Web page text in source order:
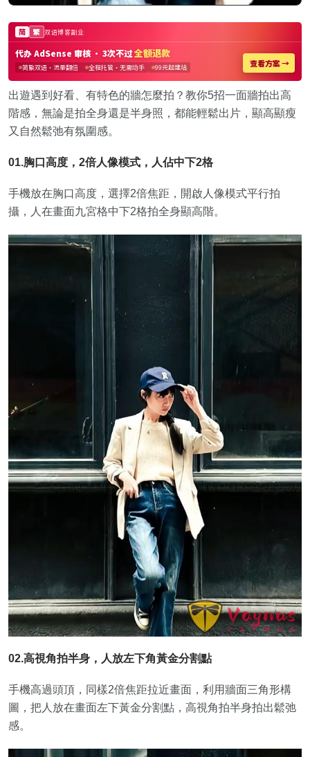
出遊遇到好看、有特色的牆怎麼拍？教你5招一面牆拍出高
階感，無論是拍全身還是半身照，都能輕鬆出片，顯高顯瘦
又自然鬆弛有氛圍感。
01.胸口高度，2倍人像模式，人佔中下2格
手機放在胸口高度，選擇2倍焦距，開啟人像模式平行拍
攝，人在畫面九宮格中下2格拍全身顯高階。
02.高視角拍半身，人放左下角黃金分割點
手機高過頭頂，同樣2倍焦距拉近畫面，利用牆面三角形構
圖，把人放在畫面左下黃金分割點，高視角拍半身拍出鬆弛
感。